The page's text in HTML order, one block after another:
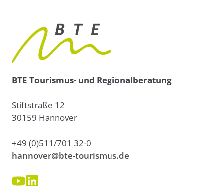
BTE Tourismus- und Regionalberatung
Stiftstraße 12
30159 Hannover
+49 (0)511/701 32-0
hannover@bte-tourismus.de